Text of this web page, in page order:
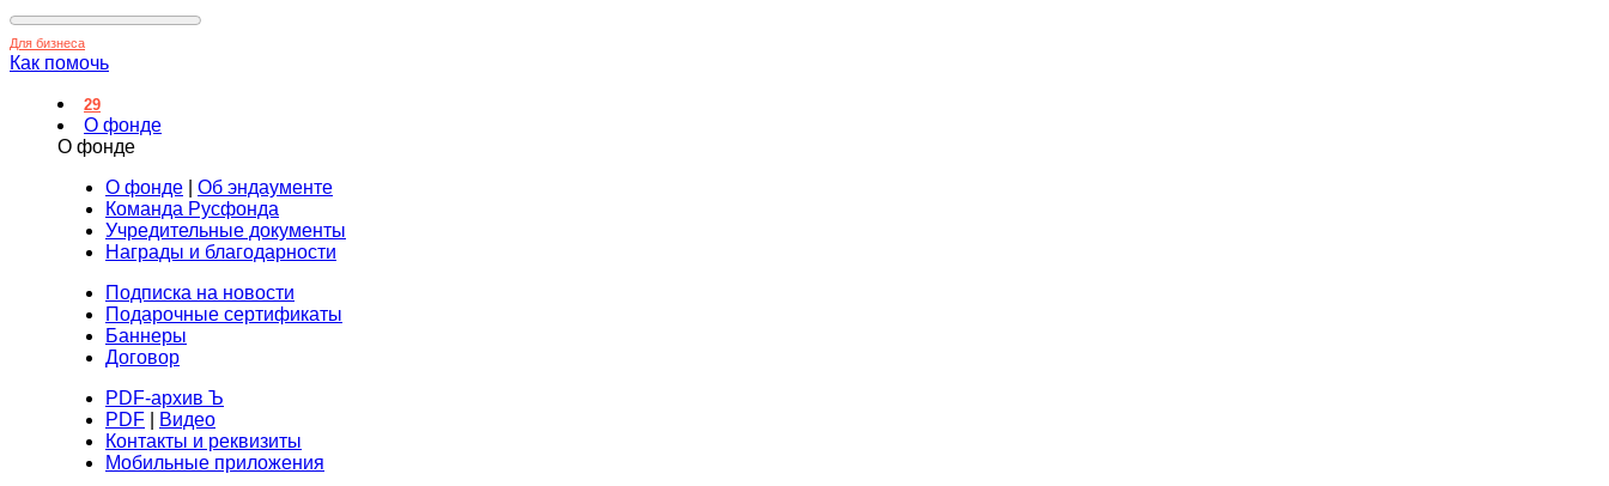
Для бизнеса
Как помочь
29
О фонде
О фонде
О фонде
Об эндаументе
Команда Русфонда
Учредительные документы
Награды и благодарности
Подписка на новости
Подарочные сертификаты
Баннеры
Договор
PDF-архив Ъ
PDF
Видео
Контакты и реквизиты
Мобильные приложения